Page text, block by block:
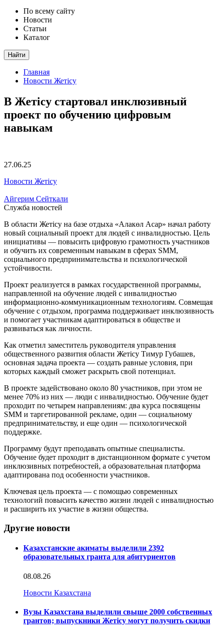
По всему сайту
Новости
Статьи
Каталог
Найти
Главная
Новости Жетісу
В Жетісу стартовал инклюзивный
проект по обучению цифровым
навыкам
27.06.25
Новости Жетісу
Айгерим Сейткали
Служба новостей
В области Жетісу на базе отдыха «Алакөл Асар» начал работу
новый социальный проект для людей с инвалидностью. Цель
инициативы — повысить цифровую грамотность участников
и обучить их современным навыкам в сферах SMM,
социального предпринимательства и психологической
устойчивости.
Проект реализуется в рамках государственной программы,
направленной на обучение людей с инвалидностью
информационно-коммуникационным технологиям. Совмещая
обучение с отдыхом, программа поддерживает инклюзивность
и помогает участникам адаптироваться в обществе и
развиваться как личности.
Как отметил заместитель руководителя управления
общественного развития области Жетісу Тимур Губашев,
основная задача проекта — создать равные условия, при
которых каждый сможет раскрыть свой потенциал.
В проекте задействовано около 80 участников, при этом не
менее 70% из них — люди с инвалидностью. Обучение будет
проходит по четырем направлениям: два курса посвящены
SMM и таргетированной рекламе, один — социальному
предпринимательству, и еще один — психологической
поддержке.
Программу будут преподавать опытные специалисты.
Обучение будет проходит в дистанционном формате с учетом
инклюзивных потребностей, а образовательная платформа
адаптирована под особенности участников.
Ключевая цель проекта — с помощью современных
технологий повысить качество жизни людей с инвалидностью
и расширить их участие в жизни общества.
Другие новости
Казахстанские акиматы выделили 2392
образовательных гранта для абитуриентов
08.08.26
Новости Казахстана
Вузы Казахстана выделили свыше 2000 собственных
грантов; выпускники Жетісу могут получить скидки